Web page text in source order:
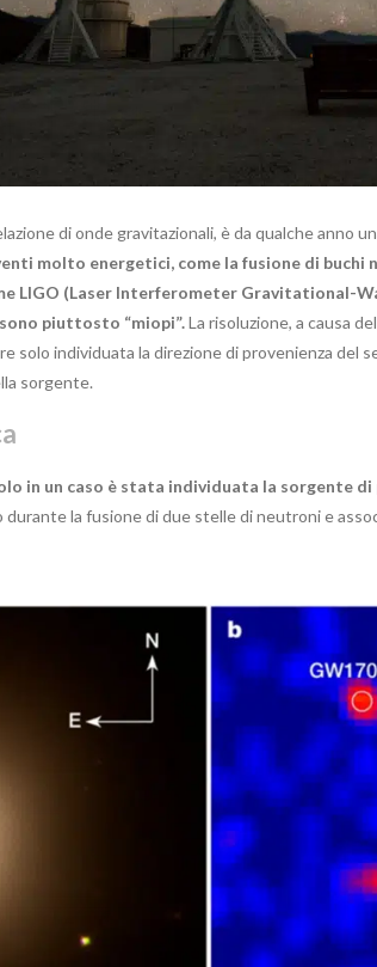
di onde gravitazionali, è da qualche anno
molto energetici, come la fusione di buchi
LIGO (Laser Interferometer Gravitational-
piuttosto “miopi”.La risoluzione, a causa
solo individuata la direzione di provenienza del
sorgente.
in un caso è stata individuata la sorgente di
la fusione di due stelle di neutroni e